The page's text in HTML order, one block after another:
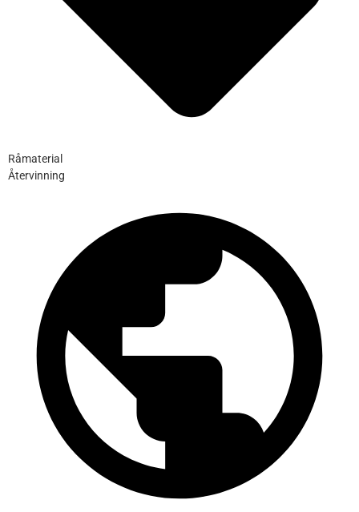
Råmaterial
Återvinning